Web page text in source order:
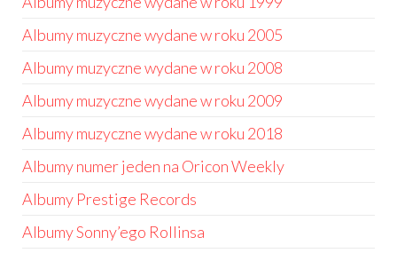
Albumy muzyczne wydane w roku 2005
Albumy muzyczne wydane w roku 2008
Albumy muzyczne wydane w roku 2009
Albumy muzyczne wydane w roku 2018
Albumy numer jeden na Oricon Weekly
Albumy Prestige Records
Albumy Sonny’ego Rollinsa